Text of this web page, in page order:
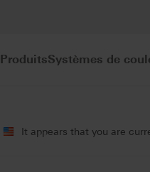
ProduitsSystèmes de
It appears that you are